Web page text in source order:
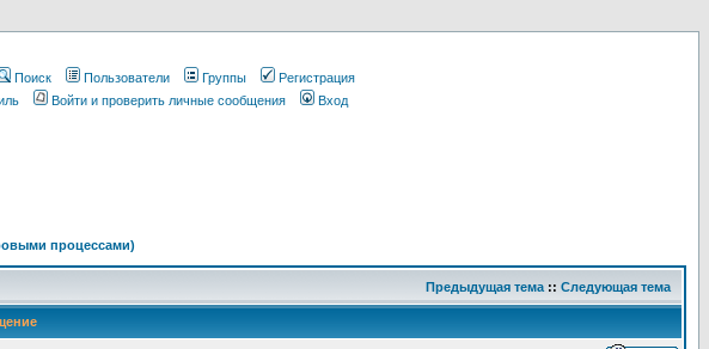
Поиск Пользователи Группы
Регистрация
Войти и проверить личные сообщения Вход
процессами)
Предыдущая тема :: Следующая тема